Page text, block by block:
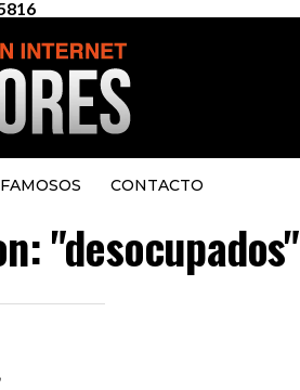
CONTACTO
"desocupados"